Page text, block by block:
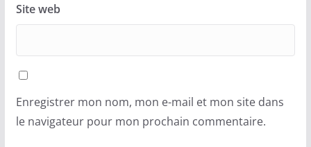
Site web
Enregistrer mon nom, mon e-mail et mon site dans
le navigateur pour mon prochain commentaire.